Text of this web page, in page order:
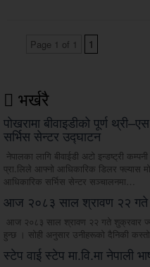
Page 1 of 1 1
भर्खरै
पोखरामा बीवाइडीको पूर्ण
सर्भिस सेन्टर उद्घाटन
नेपालका लागि बीवाईडी अटो इन्डष्ट्री
प्रा.लिले आफ्नो आधिकारिक डिलर फ्ल्यास
आधिकारिक सर्भिस सेन्टर सञ्चालनमा…
आज २०८३ साल श्रावण २२ गते
आज २०८३ साल श्रावण २२ गते शुक्रवार
हुन्छ । सोही अनुसार उनीहरूको दैनिकी कस्तो
स्टेप वाई स्टेप मा.वि.मा नेपाली